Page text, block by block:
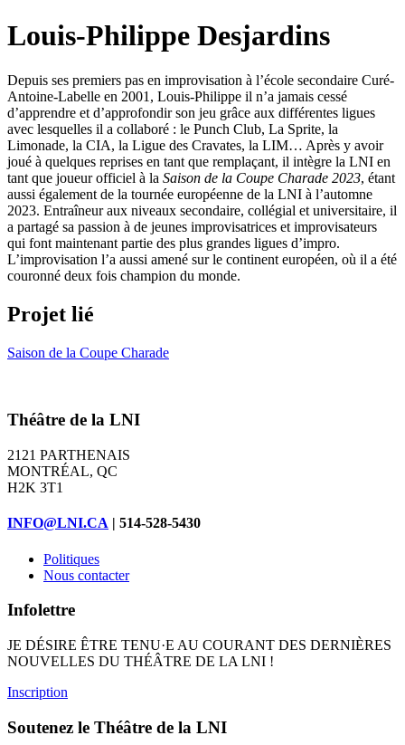
Louis-Philippe Desjardins
Depuis ses premiers pas en improvisation à l’école secondaire Curé-
Antoine-Labelle en 2001, Louis-Philippe il n’a jamais cessé
d’apprendre et d’approfondir son jeu grâce aux différentes ligues
avec lesquelles il a collaboré : le Punch Club, La Sprite, la
Limonade, la CIA, la Ligue des Cravates, la LIM… Après y avoir
joué à quelques reprises en tant que remplaçant, il intègre la LNI en
tant que joueur officiel à la Saison de la Coupe Charade 2023, étant
aussi également de la tournée européenne de la LNI à l’automne
2023. Entraîneur aux niveaux secondaire, collégial et universitaire, il
a partagé sa passion à de jeunes improvisatrices et improvisateurs
qui font maintenant partie des plus grandes ligues d’impro.
L’improvisation l’a aussi amené sur le continent européen, où il a été
couronné deux fois champion du monde.
Projet lié
Saison de la Coupe Charade
Théâtre de la LNI
2121 PARTHENAIS
MONTRÉAL, QC
H2K 3T1
INFO@LNI.CA | 514-528-5430
Politiques
Nous contacter
Infolettre
JE DÉSIRE ÊTRE TENU·E AU COURANT DES DERNIÈRES
NOUVELLES DU THÉÂTRE DE LA LNI !
Inscription
Soutenez le Théâtre de la LNI